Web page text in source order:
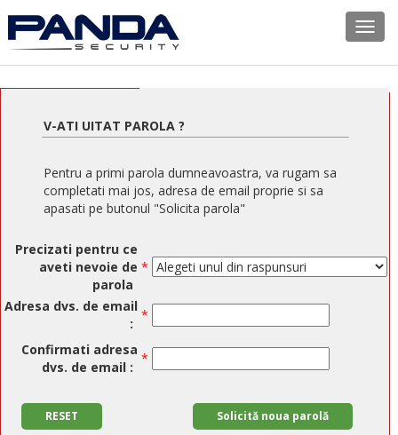
Nav
V-ATI UITAT PAROLA ?
Pentru a primi parola dumneavoastra, va rugam sa
completati mai jos, adresa de email proprie si sa
apasati pe butonul "Solicita parola"
Precizati pentru ce
aveti nevoie de
parola
*
Adresa dvs. de email
:
*
Confirmati adresa
dvs. de email :
*
RESET Solicită noua parolă